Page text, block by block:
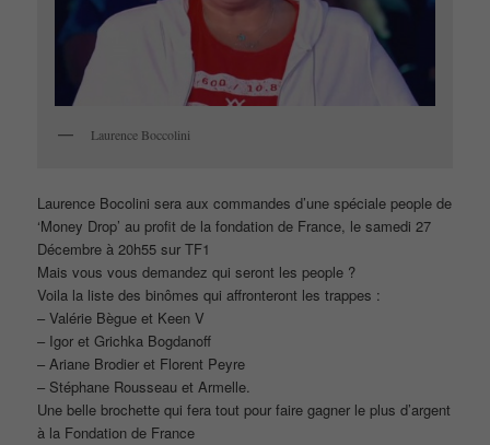
Laurence Boccolini
Laurence Bocolini sera aux commandes d’une spéciale people de
‘Money Drop’ au profit de la fondation de France, le samedi 27
Décembre à 20h55 sur TF1
Mais vous vous demandez qui seront les people ?
Voila la liste des binômes qui affronteront les trappes :
– Valérie Bègue et Keen V
– Igor et Grichka Bogdanoff
– Ariane Brodier et Florent Peyre
– Stéphane Rousseau et Armelle.
Une belle brochette qui fera tout pour faire gagner le plus d’argent
à la Fondation de France